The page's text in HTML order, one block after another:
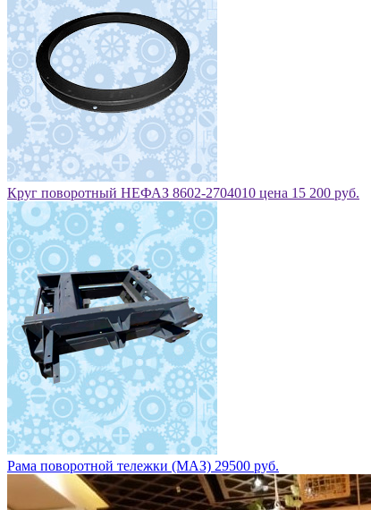
Круг поворотный НЕФАЗ 8602-2704010 цена 15 200 руб.
Рама поворотной тележки (МАЗ) 29500 руб.